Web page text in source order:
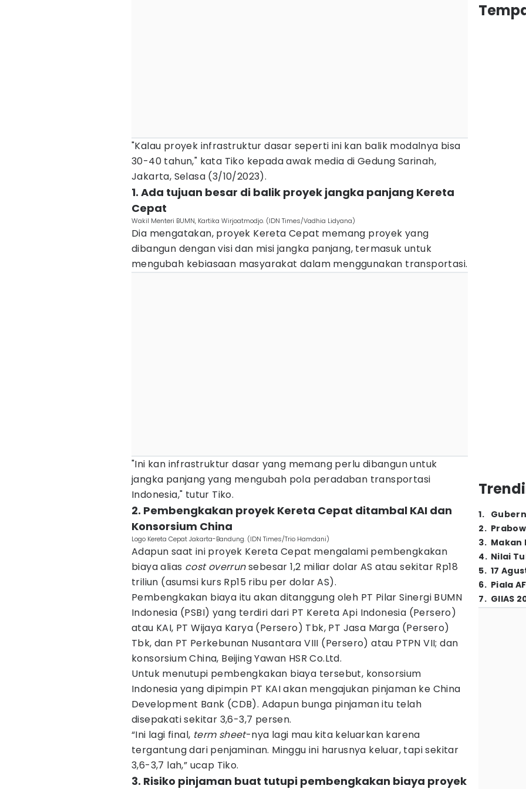
"Kalau proyek infrastruktur dasar seperti ini kan balik modalnya bisa
30-40 tahun," kata Tiko kepada awak media di Gedung Sarinah,
Jakarta, Selasa (3/10/2023).
1. Ada tujuan besar di balik proyek jangka panjang Kereta
Cepat
Wakil Menteri BUMN, Kartika Wirjoatmodjo. (IDN Times/Vadhia Lidyana)
Dia mengatakan, proyek Kereta Cepat memang proyek yang
dibangun dengan visi dan misi jangka panjang, termasuk untuk
mengubah kebiasaan masyarakat dalam menggunakan transportasi.
"Ini kan infrastruktur dasar yang memang perlu dibangun untuk
jangka panjang yang mengubah pola peradaban transportasi
Indonesia," tutur Tiko.
2. Pembengkakan proyek Kereta Cepat ditambal KAI dan
Konsorsium China
Logo Kereta Cepat Jakarta-Bandung. (IDN Times/Trio Hamdani)
Adapun saat ini proyek Kereta Cepat mengalami pembengkakan
biaya alias cost overrunsebesar 1,2 miliar dolar AS atau sekitar Rp18
triliun (asumsi kurs Rp15 ribu per dolar AS).
Pembengkakan biaya itu akan ditanggung oleh PT Pilar Sinergi BUMN
Indonesia (PSBI) yang terdiri dari PT Kereta Api Indonesia (Persero)
atau KAI, PT Wijaya Karya (Persero) Tbk, PT Jasa Marga (Persero)
Tbk, dan PT Perkebunan Nusantara VIII (Persero) atau PTPN VII; dan
konsorsium China, Beijing Yawan HSR Co.Ltd.
Untuk menutupi pembengkakan biaya tersebut, konsorsium
Indonesia yang dipimpin PT KAI akan mengajukan pinjaman ke China
Development Bank (CDB). Adapun bunga pinjaman itu telah
disepakati sekitar 3,6-3,7 persen.
“Ini lagi final, term sheet-nya lagi mau kita keluarkan karena
tergantung dari penjaminan. Minggu ini harusnya keluar, tapi sekitar
3,6-3,7 lah,” ucap Tiko.
3. Risiko pinjaman buat tutupi pembengkakan biaya proyek
1.
2.
3. Makan
4. Nilai
5. 17
6. Piala
7. GIIAS